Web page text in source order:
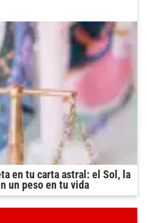
en tu carta astral: el Sol, la
un peso en tu vida